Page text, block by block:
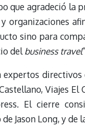
que agradeció la
sino para
delbusiness travel
Viajes El
El cierre
de Jason Long, y